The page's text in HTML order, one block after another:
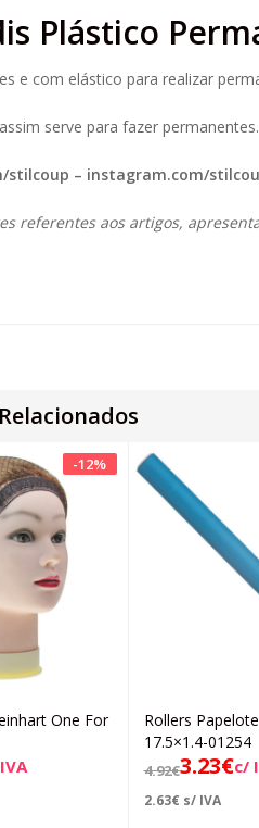
Plástico
e com elástico para realizar
serve para fazer
stilcoup – instagram.com/
referentes aos artigos,
-12%
One For
Rollers
17.5×1.4-01254
4.92€3.23€c/
2.63€ s/ IVA